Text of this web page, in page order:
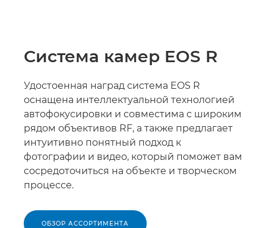
Система камер EOS R
Удостоенная наград система EOS R
оснащена интеллектуальной технологией
автофокусировки и совместима с широким
рядом объективов RF, а также предлагает
интуитивно понятный подход к
фотографии и видео, который поможет вам
сосредоточиться на объекте и творческом
процессе.
ОБЗОР АССОРТИМЕНТА